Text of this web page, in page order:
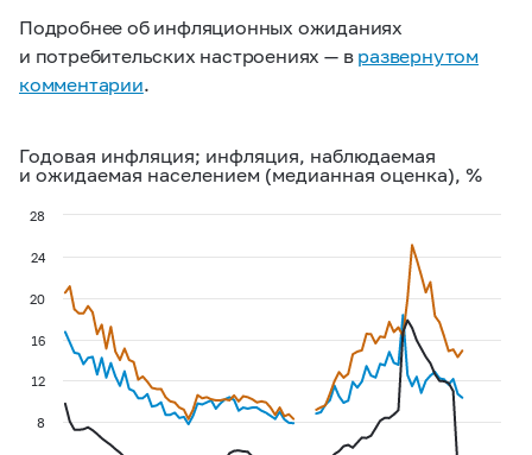
Подробнее об инфляционных ожиданиях
и потребительских настроениях — в развернутом
комментарии.
Годовая инфляция; инфляция, наблюдаемая
и ожидаемая населением (медианная оценка), %
8
12
16
20
24
28